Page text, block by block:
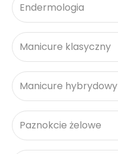
Endermologia
Manicure klasyczny
Manicure hybrydowy
Paznokcie żelowe